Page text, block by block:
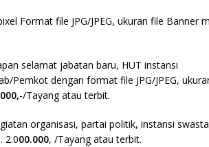
Format file JPG/JPEG, ukuran file Banner
selamat jabatan baru, HUT instansi
Pemkot dengan format file JPG/JPEG,
-/Tayang atau terbit.
organisasi, partai politik, instansi
2.000.000, /Tayang atau terbit.